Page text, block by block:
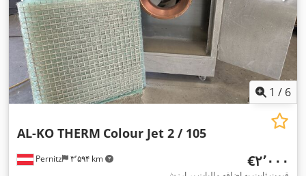
1 / 6
Pernitz ۳٬۵۹۴ km
AL-KO THERM Colour Jet 2 / 105
‎€۲٬۰۰۰